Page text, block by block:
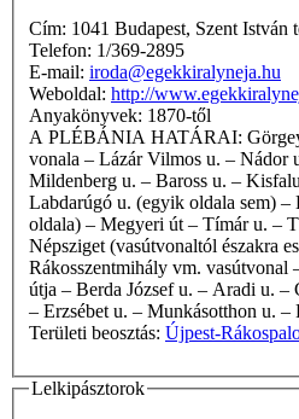
Cím: 1041 Budapest, Szent István
Telefon: 1/369-2895
E-mail: iroda@egekkiralyneja.hu
Weboldal: http://
Anyakönyvek: 1870-től
A PLÉBÁNIA HATÁRAI: Görgey Artúr u. – Lázár Vilmos u.
vonala – Lázár Vilmos u. – Nádor
Mildenberg u. – Baross u. –
Labdarúgó u. (egyik oldala sem)
oldala) – Megyeri út – Tímár u. –
Népsziget (vasútvonaltól északra
Rákosszentmihály vm.
útja – Berda József u. – Aradi u. –
– Erzsébet u. – Munkásotthon u. –
Területi beosztás: Újpest-
Lelkipásztorok